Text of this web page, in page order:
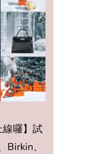
線囉】試
Birkin、